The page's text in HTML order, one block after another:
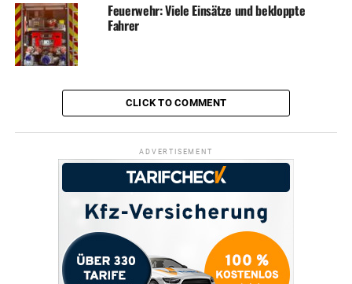
Feuerwehr: Viele Einsätze und bekloppte
Fahrer
CLICK TO COMMENT
ADVERTISEMENT